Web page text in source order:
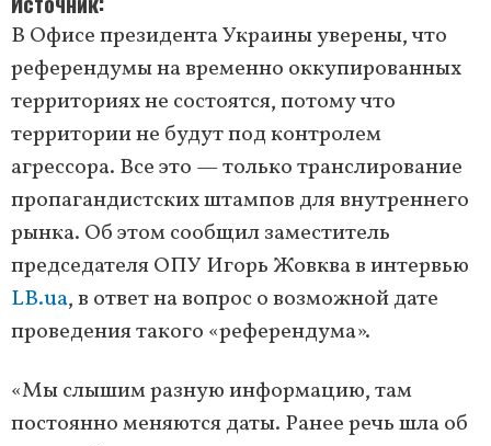
В Офисе президента Украины уверены, что
референдумы на временно оккупированных
территориях не состоятся, потому что
территории не будут под контролем
агрессора. Все это — только транслирование
пропагандистских штампов для внутреннего
рынка. Об этом сообщил заместитель
председателя ОПУ Игорь Жовква в интервью
LB.ua, в ответ на вопрос о возможной дате
проведения такого «референдума».
«Мы слышим разную информацию, там
постоянно меняются даты. Ранее речь шла об